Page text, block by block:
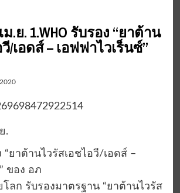
ม.ย. 1.WHO รับรอง “ยาต้าน
/เอดส์ – เอฟฟาไวเร็นซ์”
.
“ยาต้านไวรัสเอชไอวี/เอดส์ –
ของ อภ
ลก รับรองมาตรฐาน “ยาต้านไวรัส